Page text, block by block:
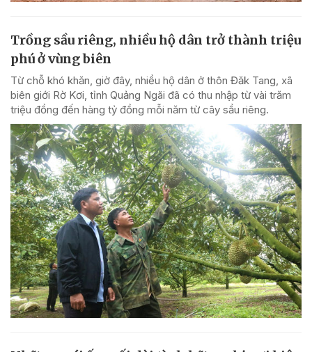
Trồng sầu riêng, nhiều hộ dân trở thành triệu
phú ở vùng biên
Từ chỗ khó khăn, giờ đây, nhiều hộ dân ở thôn Đăk Tang, xã
biên giới Rờ Kơi, tỉnh Quảng Ngãi đã có thu nhập từ vài trăm
triệu đồng đến hàng tỷ đồng mỗi năm từ cây sầu riêng.